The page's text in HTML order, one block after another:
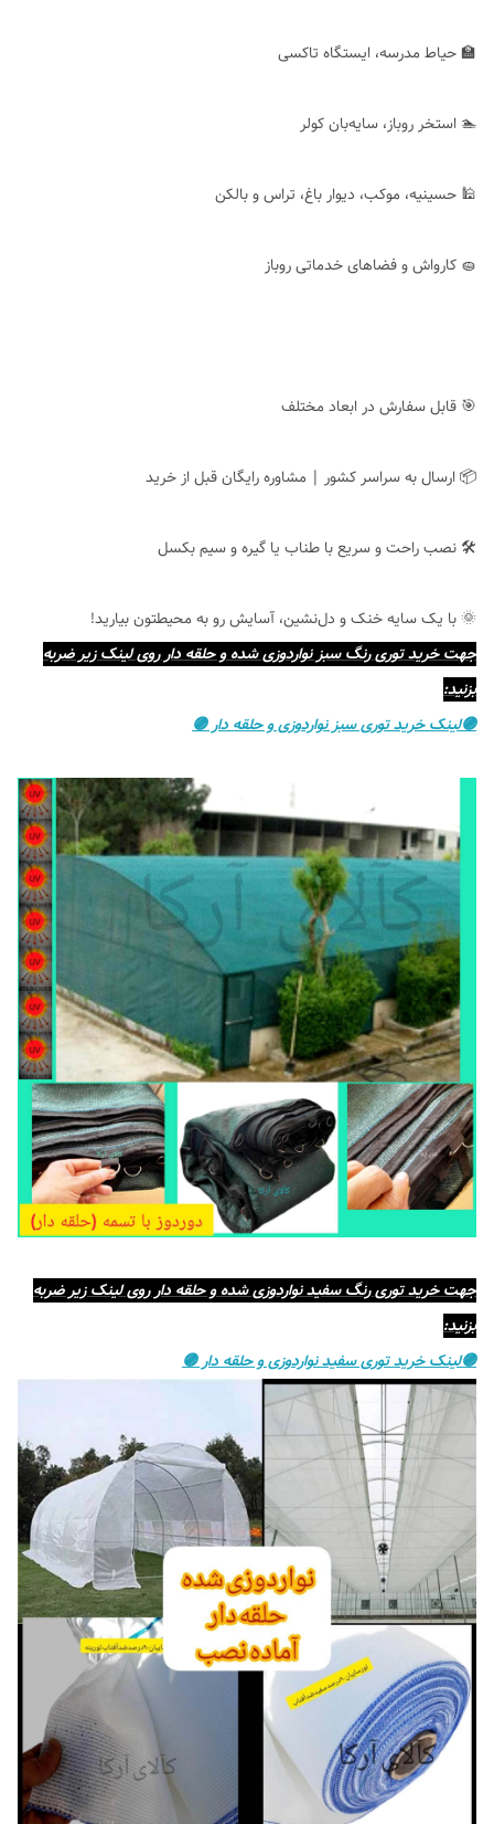
🏫 حیاط مدرسه، ایستگاه تاکسی
🏊 استخر روباز، سایه‌بان کولر
🕌 حسینیه، موکب، دیوار باغ، تراس و بالکن
🧽 کارواش و فضاهای خدماتی روباز
🎯 قابل سفارش در ابعاد مختلف
📦 ارسال به سراسر کشور | مشاوره رایگان قبل از خرید
🛠 نصب راحت و سریع با طناب یا گیره و سیم بکسل
🌞 با یک سایه خنک و دل‌نشین، آسایش رو به محیطتون بیارید!
جهت خرید توری رنگ سبز نواردوزی شده و حلقه دار روی لینک زیر ضربه
بزنید:
🟣لینک خرید توری سبز نواردوزی و حلقه دار 🟣
جهت خرید توری رنگ سفید نواردوزی شده و حلقه دار روی لینک زیر ضربه
بزنید:
🟣لینک خرید توری سفید نواردوزی و حلقه دار 🟣